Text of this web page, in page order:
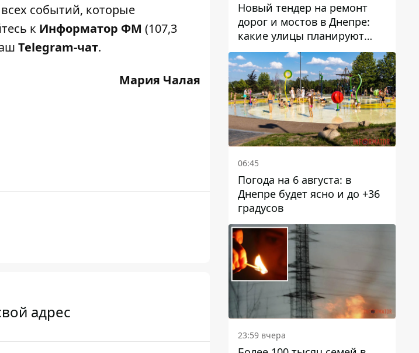
событий, которые
к Информатор ФМ (107,3
Telegram-чат.
Мария Чалая
адрес
Новый тендер на ремонт
дорог и мостов в Днепре:
какие улицы планируют
обновить и сколько
десятков миллионов гривен
на это хотят потратить
06:45
Погода на 6 августа: в
Днепре будет ясно и до +36
градусов
23:59 вчера